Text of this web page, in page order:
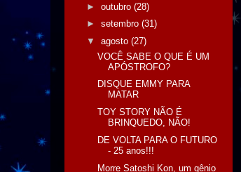
► outubro (28)
► setembro (31)
▼ agosto (27)
VOCÊ SABE O QUE É UM
APÓSTROFO?
DISQUE EMMY PARA
MATAR
TOY STORY NÃO É
BRINQUEDO, NÃO!
DE VOLTA PARA O FUTURO
- 25 anos!!!
Morre Satoshi Kon, um gênio